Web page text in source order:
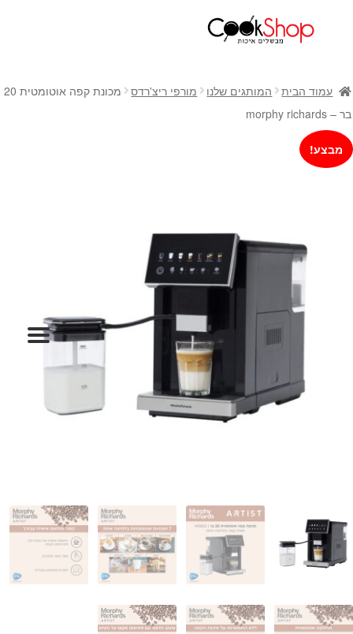
חנות
כלי בישול
סירים
מחבתות
כלי הגשה ואירוח
אחסון למטבח
סכינים
אפייה
קפה ותה
חגים
מתנות לחנוכת בית
עמוד הבית המותגים שלנו מורפי ריצ'רדס
מכונת קפה אוטומטית 20
בר – morphy richards
מבצע!